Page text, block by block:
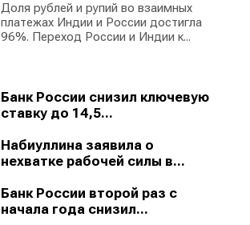
Доля рублей и рупий во взаимных
платежах Индии и России достигла
96%. Переход России и Индии к...
Банк России снизил ключевую
ставку до 14,5...
Набиуллина заявила о
нехватке рабочей силы в...
Банк России второй раз с
начала года снизил...